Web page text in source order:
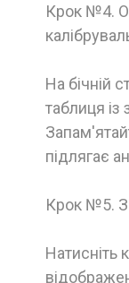
Крок №4.
На бічній
таблиця із
підлягає
Крок №5.
Натисніть